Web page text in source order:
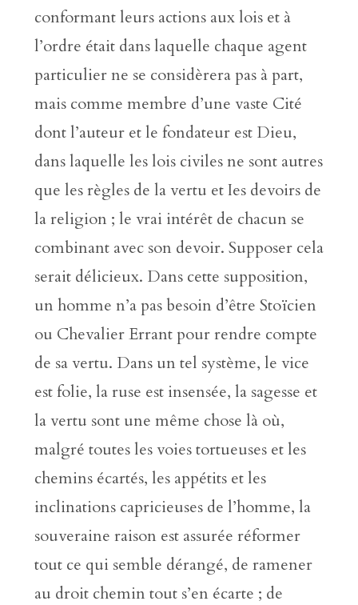
conformant leurs actions aux lois et à
l’ordre était dans laquelle chaque agent
particulier ne se considèrera pas à part,
mais comme membre d’une vaste Cité
dont l’auteur et le fondateur est Dieu,
dans laquelle les lois civiles ne sont autres
que les règles de la vertu et Ies devoirs de
la religion ; le vrai intérêt de chacun se
combinant avec son devoir. Supposer cela
serait délicieux. Dans cette supposition,
un homme n’a pas besoin d’être Stoïcien
ou Chevalier Errant pour rendre compte
de sa vertu. Dans un tel système, le vice
est folie, la ruse est insensée, la sagesse et
la vertu sont une même chose là où,
malgré toutes les voies tortueuses et les
chemins écartés, les appétits et les
inclinations capricieuses de l’homme, la
souveraine raison est assurée réformer
tout ce qui semble dérangé, de ramener
au droit chemin tout s’en écarte ; de